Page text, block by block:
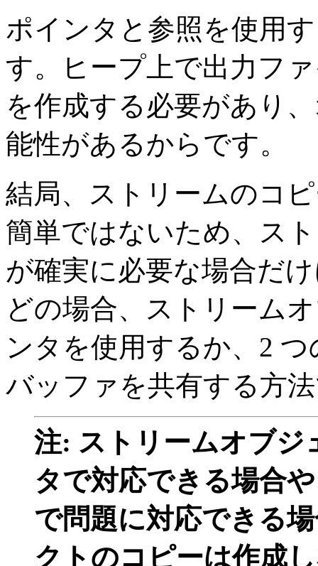
ポインタと参照を使用
す。ヒープ上で出力フ
を作成する必要があり
能性があるからです。
結局、ストリームのコ
簡単ではないため、ス
が確実に必要な場合だ
どの場合、ストリーム
ンタを使用するか、2
バッファを共有する方
注: ストリームオブジ
タで対応できる場合
で問題に対応できる
クトのコピーは作成